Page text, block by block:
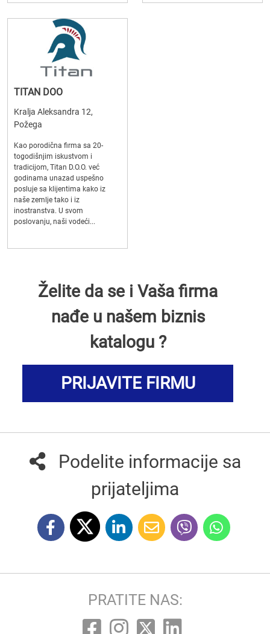
TITAN DOO
Kralja Aleksandra 12,
Požega
Kao porodična firma sa 20-
togodišnjim iskustvom i
tradicijom, Titan D.O.O. već
godinama unazad uspešno
posluje sa klijentima kako iz
naše zemlje tako i iz
inostranstva. U svom
poslovanju, naši vodeći...
Želite da se i Vaša firma
nađe u našem biznis
katalogu ?
PRIJAVITE FIRMU
Podelite informacije sa
prijateljima
PRATITE NAS: